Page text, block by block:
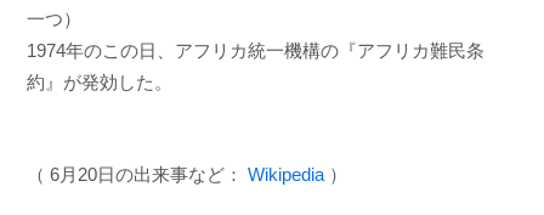
一つ）
1974年のこの日、アフリカ統一機構の『アフリカ難民条
約』が発効した。
（ 6月20日の出来事など： Wikipedia ）